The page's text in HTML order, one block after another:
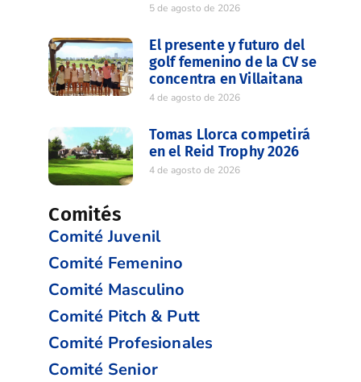
5 de agosto de 2026
El presente y futuro del
golf femenino de la CV se
concentra en Villaitana
4 de agosto de 2026
Tomas Llorca competirá
en el Reid Trophy 2026
4 de agosto de 2026
Comités
Comité Juvenil
Comité Femenino
Comité Masculino
Comité Pitch & Putt
Comité Profesionales
Comité Senior